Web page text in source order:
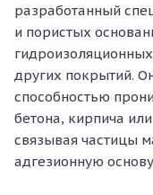
разработанный
и пористых
других покрытий.
способностью
бетона, кирпича
связывая частицы
адгезионную